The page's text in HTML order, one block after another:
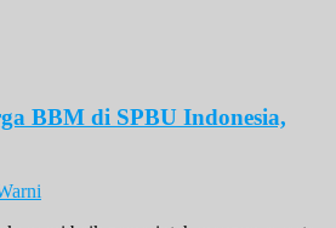
BBM di SPBU Indonesia,